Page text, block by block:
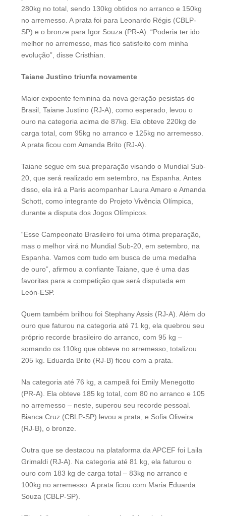
280kg no total, sendo 130kg obtidos no arranco e 150kg
no arremesso. A prata foi para Leonardo Régis (CBLP-
SP) e o bronze para Igor Souza (PR-A). “Poderia ter ido
melhor no arremesso, mas fico satisfeito com minha
evolução”, disse Cristhian.
Taiane Justino triunfa novamente
Maior expoente feminina da nova geração pesistas do
Brasil, Taiane Justino (RJ-A), como esperado, levou o
ouro na categoria acima de 87kg. Ela obteve 220kg de
carga total, com 95kg no arranco e 125kg no arremesso.
A prata ficou com Amanda Brito (RJ-A).
Taiane segue em sua preparação visando o Mundial Sub-
20, que será realizado em setembro, na Espanha. Antes
disso, ela irá a Paris acompanhar Laura Amaro e Amanda
Schott, como integrante do Projeto Vivência Olímpica,
durante a disputa dos Jogos Olímpicos.
“Esse Campeonato Brasileiro foi uma ótima preparação,
mas o melhor virá no Mundial Sub-20, em setembro, na
Espanha. Vamos com tudo em busca de uma medalha
de ouro”, afirmou a confiante Taiane, que é uma das
favoritas para a competição que será disputada em
León-ESP.
Quem também brilhou foi Stephany Assis (RJ-A). Além do
ouro que faturou na categoria até 71 kg, ela quebrou seu
próprio recorde brasileiro do arranco, com 95 kg –
somando os 110kg que obteve no arremesso, totalizou
205 kg. Eduarda Brito (RJ-B) ficou com a prata.
Na categoria até 76 kg, a campeã foi Emily Menegotto
(PR-A). Ela obteve 185 kg total, com 80 no arranco e 105
no arremesso – neste, superou seu recorde pessoal.
Bianca Cruz (CBLP-SP) levou a prata, e Sofia Oliveira
(RJ-B), o bronze.
Outra que se destacou na plataforma da APCEF foi Laila
Grimaldi (RJ-A). Na categoria até 81 kg, ela faturou o
ouro com 183 kg de carga total – 83kg no arranco e
100kg no arremesso. A prata ficou com Maria Eduarda
Souza (CBLP-SP).